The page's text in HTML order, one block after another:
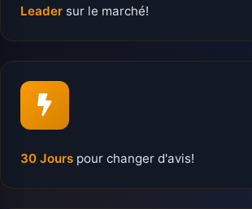
Leader sur le marché!
30 Jours pour changer d'avis!